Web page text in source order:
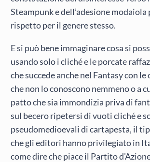
Steampunk e dell’adesione modaiola
rispetto per il genere stesso.
E si può bene immaginare cosa si
usando solo i cliché e le porcate
che succede anche nel Fantasy con
che non lo conoscono nemmeno o a
patto che sia immondizia priva di
sul becero ripetersi di vuoti cliché e
pseudomedioevali di cartapesta, il
che gli editori hanno privilegiato in
come dire che piace il Partito